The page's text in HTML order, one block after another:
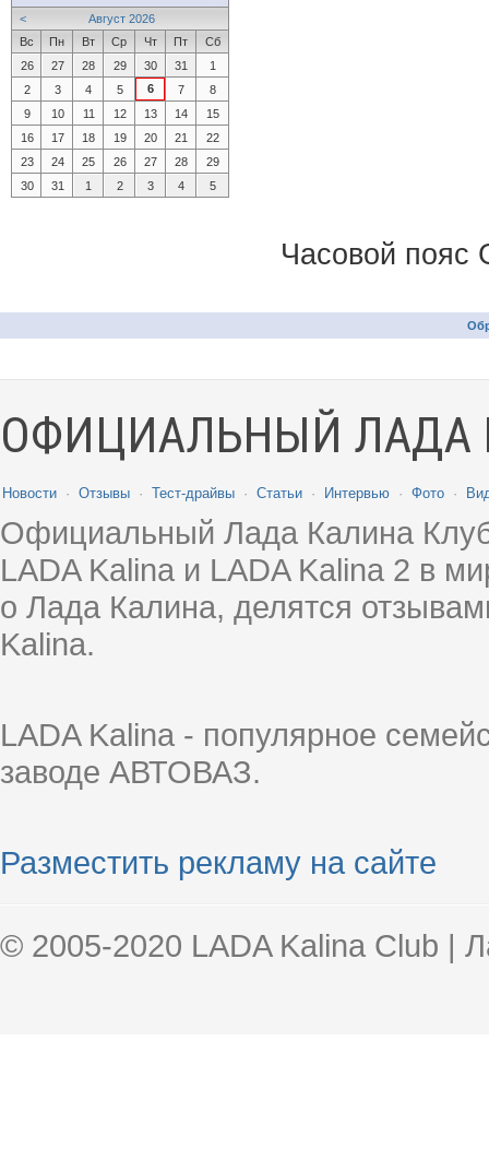
<
Август 2026
Вс
Пн Вт Ср Чт Пт
Сб
26
27 28 29 30 31
1
2
3 4 5 6 7
8
9
10 11 12 13 14
15
16
17 18 19 20 21
22
23
24 25 26 27 28
29
30
31 1 2 3 4 5
Часовой пояс
ОФИЦИАЛЬНЫЙ ЛАДА
Новости · Отзывы · Тест-драйвы · Статьи · Интервью · Фото ·
Официальный Лада Калина
LADA Kalina и LADA Kalina 2 в
о Лада Калина, делятся
Kalina.
LADA Kalina - популярное
заводе АВТОВАЗ.
Разместить рекламу на сайте
© 2005-2020 LADA Kalina Club |